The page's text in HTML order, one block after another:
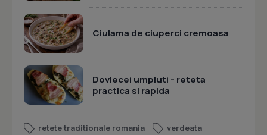
Ciulama de ciuperci cremoasa
Dovlecei umpluti - reteta
practica si rapida
retete traditionale romania
verdeata